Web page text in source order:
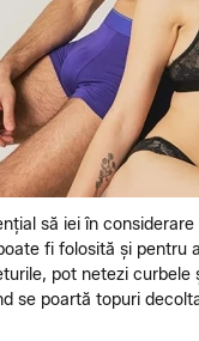
să iei în
fi folosită și
pot netezi
se poartă topuri